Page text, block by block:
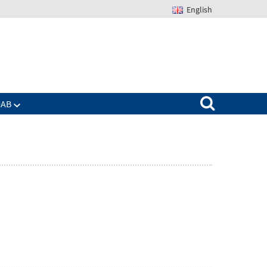
English
Zeige
Suchen nach: